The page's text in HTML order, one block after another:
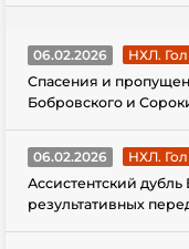
06.02.2026
НХЛ.
Спасения и
Бобровского и
06.02.2026
НХЛ.
Ассистентский
результативных